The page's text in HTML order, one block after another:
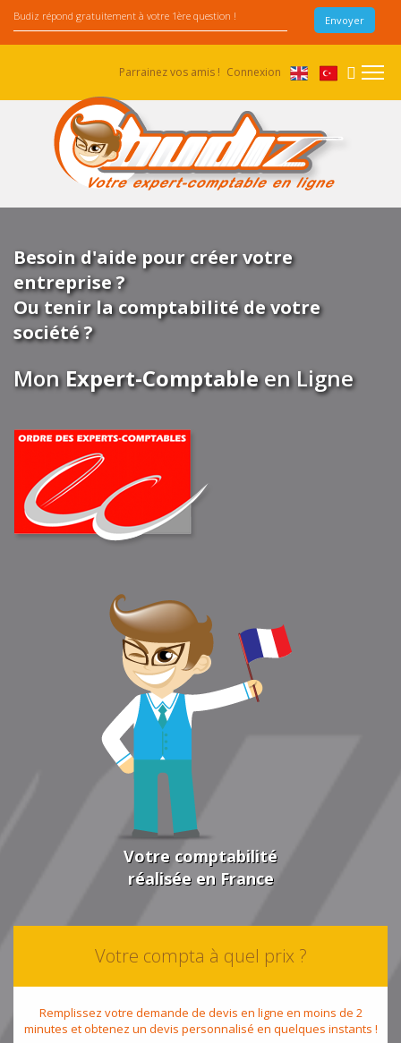
Parrainez vos amis ! Connexion
Besoin d'aide pour créer votre
entreprise ?
Ou tenir la comptabilité de votre
société ?
MonExpert-Comptableen Ligne
Votre comptabilité
réalisée en France
Votre compta à quel prix ?
Remplissez votre demande de devis en ligne en moins de 2
minutes et obtenez un devis personnalisé en quelques instants !